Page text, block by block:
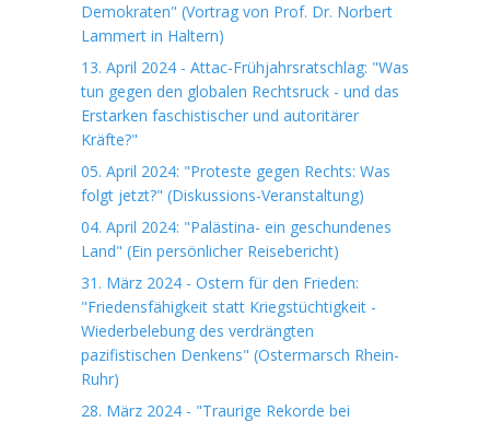
Demokraten" (Vortrag von Prof. Dr. Norbert
Lammert in Haltern)
13. April 2024 - Attac-Frühjahrsratschlag: "Was
tun gegen den globalen Rechtsruck - und das
Erstarken faschistischer und autoritärer
Kräfte?"
05. April 2024: "Proteste gegen Rechts: Was
folgt jetzt?" (Diskussions-Veranstaltung)
04. April 2024: "Palästina- ein geschundenes
Land" (Ein persönlicher Reisebericht)
31. März 2024 - Ostern für den Frieden:
"Friedensfähigkeit statt Kriegstüchtigkeit -
Wiederbelebung des verdrängten
pazifistischen Denkens" (Ostermarsch Rhein-
Ruhr)
28. März 2024 - "Traurige Rekorde bei